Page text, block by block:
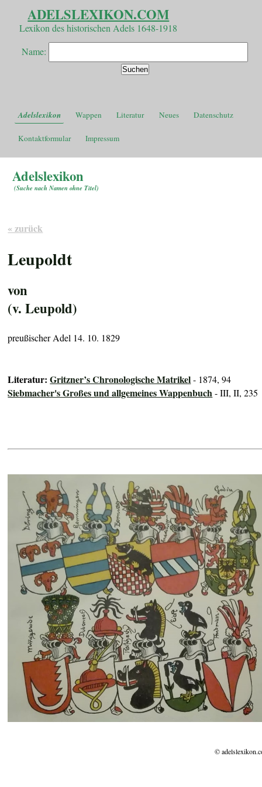
ADELSLEXIKON.COM
Lexikon des historischen Adels 1648-1918
Name:
Adelslexikon Wappen Literatur Neues Datenschutz
Kontaktformular Impressum
Adelslexikon
(Suche nach Namen ohne Titel)
« zurück
Leupoldt
von
(v. Leupold)
preußischer Adel 14. 10. 1829
Literatur:Gritzner’s Chronologische Matrikel- 1874, 94
Siebmacher's Großes und allgemeines Wappenbuch- III, II, 235
©